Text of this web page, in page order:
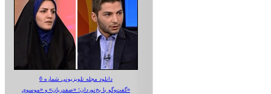
دانلود مجله تلویزیونی شماره 6
گفت‌وگو با یخ‌نوردان؛ «صفدریان» و «موسوی»